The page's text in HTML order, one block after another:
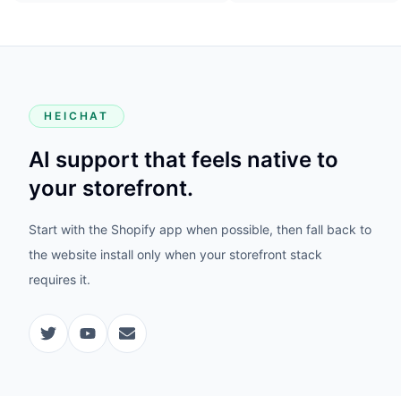
HEICHAT
AI support that feels native to
your storefront.
Start with the Shopify app when possible, then fall back to
the website install only when your storefront stack
requires it.